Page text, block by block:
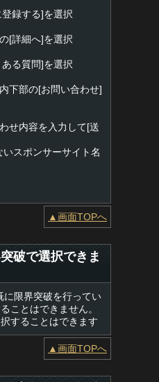
録する]を選択
[詳細へ]を選択
る質問]を選択
下部の[お問い合わせ]
せ内容を入力して[送
スポンサーサイト名
▲画面TOPへ
破で選択できま
限界突破を行ってい
ことはできません。
することはできます
▲画面TOPへ